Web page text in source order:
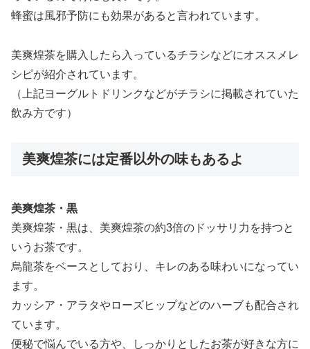
蜂蜜は風邪予防にも効果があると言われています。
美爽煌茶を購入したら入っているチラシなどにオススメレ
シピが紹介されています。
（上記ヨーグルトドリンクなどがチラシに掲載されていた
飲み方です）
美爽煌茶には定番以外の味もあるよ
美爽煌茶・黒
美爽煌茶・黒は、美爽煌茶の約3倍のドッサリ力を持つと
いうお茶です。
烏龍茶をベースとしており、キレのある味わいになってい
ます。
カッシア・アラタやローズヒップなどのハーブも配合され
ています。
便秘で悩んでいる方や、しっかりとしたお茶が好きな方に